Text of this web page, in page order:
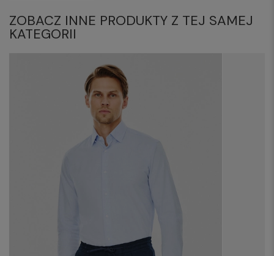
ZOBACZ INNE PRODUKTY Z TEJ SAMEJ
KATEGORII